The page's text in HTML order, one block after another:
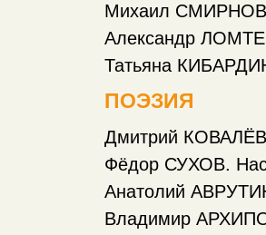
Михаил СМИРНОВ.
Александр
Татьяна
ПОЭЗИЯ
Дмитрий
Фёдор СУХОВ.
Анатолий
Владимир